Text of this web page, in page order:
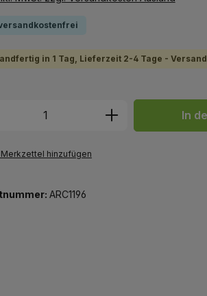
in 1 Tag, Lieferzeit 2-4 Tage -
Anzahl: Gib den In
Merkzettel hinzufügen
ARC1196